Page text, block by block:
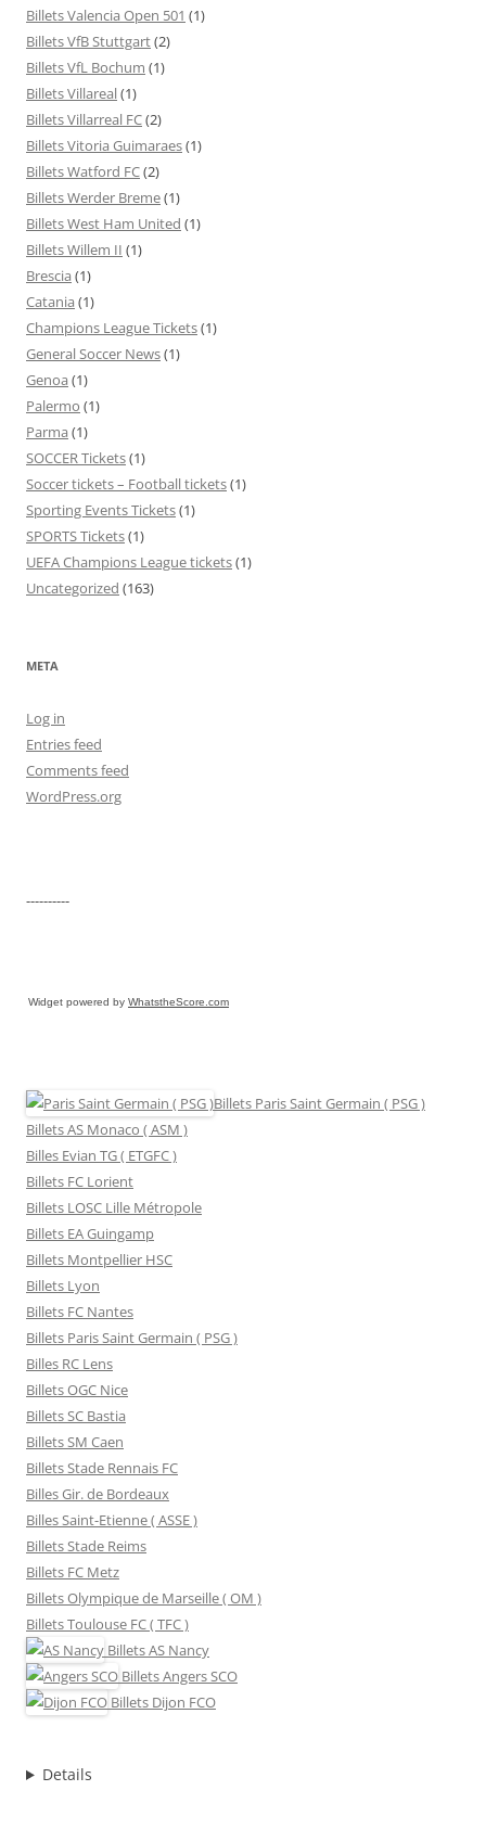
Billets Valencia Open 501 (1)
Billets VfB Stuttgart(2)
Billets VfL Bochum (1)
Billets Villareal(1)
Billets Villarreal FC(2)
Billets Vitoria Guimaraes(1)
Billets Watford FC(2)
Billets Werder Breme(1)
Billets West Ham United (1)
Billets Willem II (1)
Brescia (1)
Catania (1)
Champions League Tickets(1)
General Soccer News(1)
Genoa (1)
Palermo (1)
Parma (1)
SOCCER Tickets(1)
Soccer tickets – Football tickets(1)
Sporting Events Tickets(1)
SPORTS Tickets(1)
UEFA Champions League tickets(1)
Uncategorized (163)
META
Log in
Entries feed
Comments feed
WordPress.org
----------
Widget powered by WhatstheScore.com
Billets Paris Saint Germain ( PSG )
Billets AS Monaco ( ASM )
Billes Evian TG ( ETGFC )
Billets FC Lorient
Billets LOSC Lille Métropole
Billets EA Guingamp
Billets Montpellier HSC
Billets Lyon
Billets FC Nantes
Billets Paris Saint Germain ( PSG )
Billes RC Lens
Billets OGC Nice
Billets SC Bastia
Billets SM Caen
Billets Stade Rennais FC
Billes Gir. de Bordeaux
Billes Saint-Etienne ( ASSE )
Billets Stade Reims
Billets FC Metz
Billets Olympique de Marseille ( OM )
Billets Toulouse FC ( TFC )
BilletsAS Nancy
BilletsAngers SCO
Billets Dijon FCO
Details